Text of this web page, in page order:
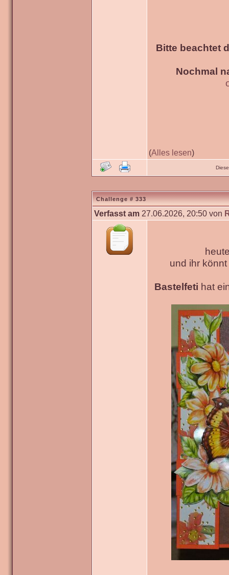
Bitte beachtet
Nochmal
(Alles lesen)
Challenge # 333
Verfasst am 27.06.2026, 20:50 von
und ihr
Bastelfeti hat